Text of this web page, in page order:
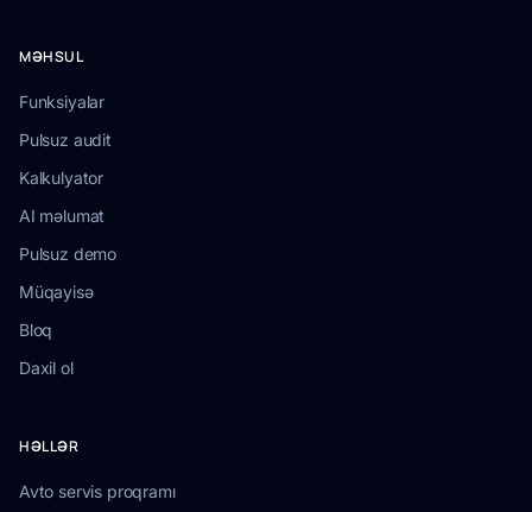
MƏHSUL
Funksiyalar
Pulsuz audit
Kalkulyator
AI məlumat
Pulsuz demo
Müqayisə
Bloq
Daxil ol
HƏLLƏR
Avto servis proqramı